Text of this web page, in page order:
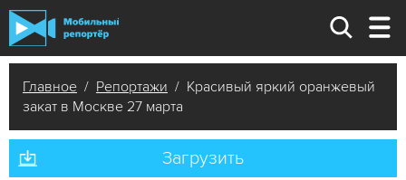
Главное / Репортажи / Красивый яркий оранжевый
закат в Москве 27 марта
Загрузить